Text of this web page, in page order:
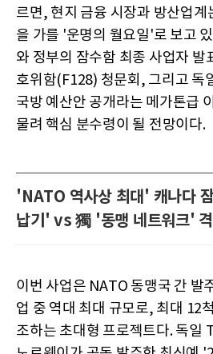
르면, 현지 금융 시장과 방산업계
을 가를 '운명의 월요일'로 보고
와 정부의 잠수함 최종 사업자 발
호위함(F128) 청문회, 그리고 독
국방 예산안 공개라는 메가톤급
물려 핵심 분수령이 될 전망이다.
'NATO 역사상 최대' 캐나다
납기' vs 獨 '동맹 네트워크'
이번 사업은 NATO 동맹국 간 발
업 중 역대 최대 규모로, 최대 12
조하는 초대형 프로젝트다. 독일